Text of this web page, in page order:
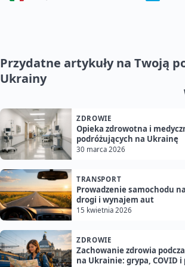
Przydatne artykuły na Twoją
Ukrainy
ZDROWIE
Opieka zdrowotna i
podróżujących na Ukrainę
30 marca 2026
TRANSPORT
Prowadzenie samochodu
drogi i wynajem aut
15 kwietnia 2026
ZDROWIE
Zachowanie zdrowia
na Ukrainie: grypa, COVID